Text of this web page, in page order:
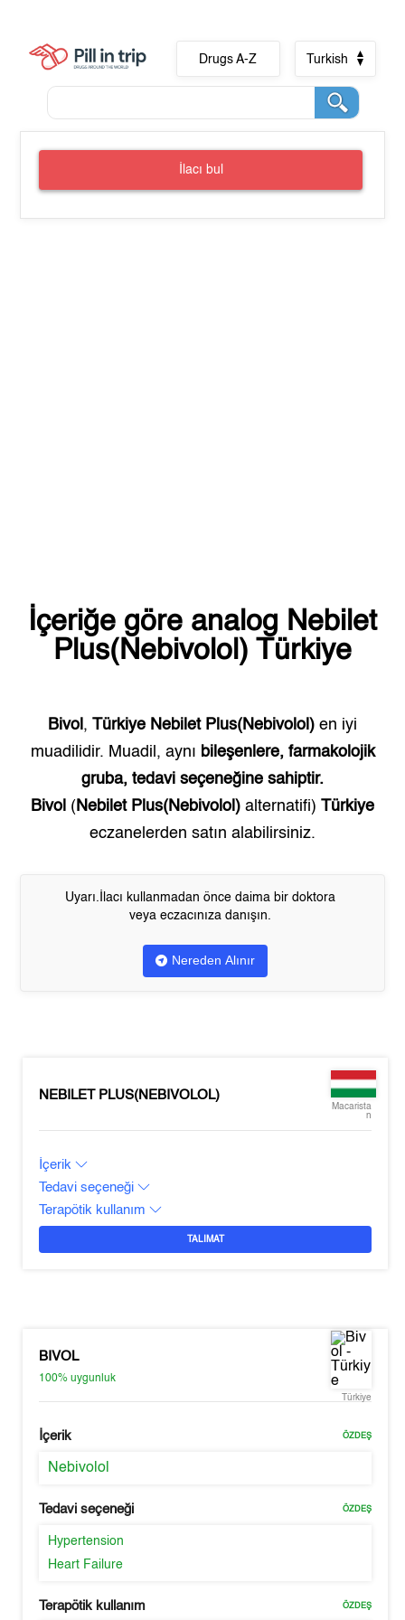
Drugs A-Z Turkish
İlacı bul
İçeriğe göre analog Nebilet
Plus(Nebivolol) Türkiye
Bivol , Türkiye Nebilet Plus(Nebivolol) en iyi
muadilidir. Muadil, aynı bileşenlere, farmakolojik
gruba, tedavi seçeneğine sahiptir.
Bivol ( Nebilet Plus(Nebivolol) alternatifi) Türkiye
eczanelerden satın alabilirsiniz.
Uyarı.İlacı kullanmadan önce daima bir doktora
veya eczacınıza danışın.
Nereden Alınır
NEBILET PLUS(NEBIVOLOL)
Macarista
n
İçerik
Tedavi seçeneği
Terapötik kullanım
TALIMAT
BIVOL
100%uygunluk
Türkiye
İçerik ÖZDEŞ
Nebivolol
Tedavi seçeneği ÖZDEŞ
Hypertension
Heart Failure
Terapötik kullanım ÖZDEŞ